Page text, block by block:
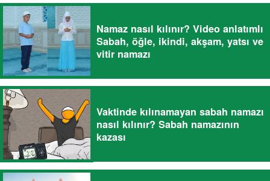
Namaz nasıl kılınır? Video anlatımlı
Sabah, öğle, ikindi, akşam, yatsı ve
vitir namazı
Vaktinde kılınamayan sabah namazı
nasıl kılınır? Sabah namazının
kazası